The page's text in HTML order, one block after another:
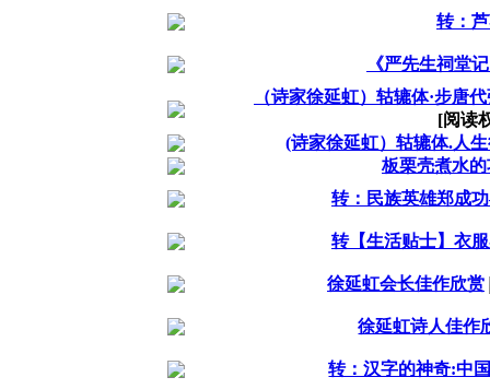
转：
《严先生祠堂
（诗家徐延虹）轱辘体·步唐
[阅读
(诗家徐延虹）轱辘体.人
板栗壳煮水
转：民族英雄郑成
转【生活贴士】衣
徐延虹会长佳作欣赏
徐延虹诗人佳作
转：汉字的神奇:中